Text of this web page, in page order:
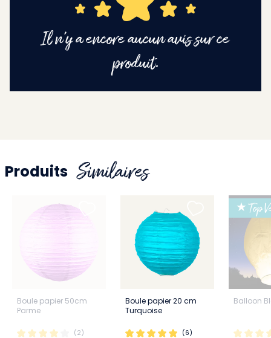
Il n'y a encore aucun avis sur ce
produit.
Produits Similaires
Boule papier 50cm
Parme
(2)
Boule papier 20 cm
Turquoise
(6)
Balloon
★ Top